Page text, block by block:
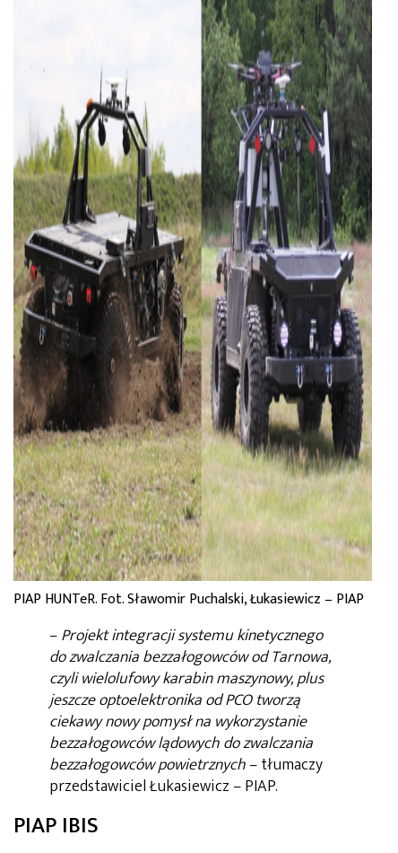
PIAP HUNTeR. Fot. Sławomir Puchalski, Łukasiewicz – PIAP
–Projekt integracji systemu kinetycznego
do zwalczania bezzałogowców od Tarnowa,
czyli wielolufowy karabin maszynowy, plus
jeszcze optoelektronika od PCO tworzą
ciekawy nowy pomysł na wykorzystanie
bezzałogowców lądowych do zwalczania
bezzałogowców powietrznych– tłumaczy
przedstawiciel Łukasiewicz – PIAP.
PIAP IBIS